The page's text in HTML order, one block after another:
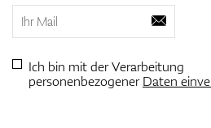
Ich bin mit der Verarbeitung
personenbezogenerDaten